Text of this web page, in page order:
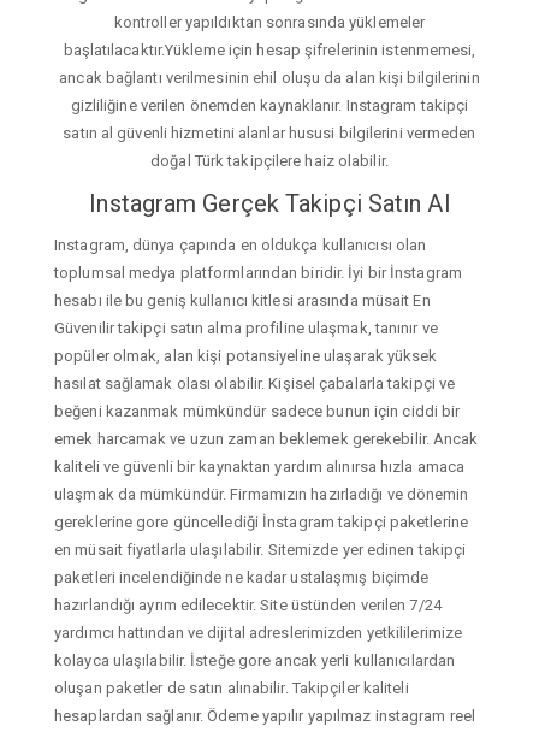
kontroller yapıldıktan sonrasında yüklemeler
başlatılacaktır.Yükleme için hesap şifrelerinin istenmemesi,
ancak bağlantı verilmesinin ehil oluşu da alan kişi bilgilerinin
gizliliğine verilen önemden kaynaklanır. Instagram takipçi
satın al güvenli hizmetini alanlar hususi bilgilerini vermeden
doğal Türk takipçilere haiz olabilir.
Instagram Gerçek Takipçi Satın Al
Instagram, dünya çapında en oldukça kullanıcısı olan
toplumsal medya platformlarından biridir. İyi bir İnstagram
hesabı ile bu geniş kullanıcı kitlesi arasında müsait En
Güvenilir takipçi satın alma profiline ulaşmak, tanınır ve
popüler olmak, alan kişi potansiyeline ulaşarak yüksek
hasılat sağlamak olası olabilir. Kişisel çabalarla takipçi ve
beğeni kazanmak mümkündür sadece bunun için ciddi bir
emek harcamak ve uzun zaman beklemek gerekebilir. Ancak
kaliteli ve güvenli bir kaynaktan yardım alınırsa hızla amaca
ulaşmak da mümkündür. Firmamızın hazırladığı ve dönemin
gereklerine gore güncellediği İnstagram takipçi paketlerine
en müsait fiyatlarla ulaşılabilir. Sitemizde yer edinen takipçi
paketleri incelendiğinde ne kadar ustalaşmış biçimde
hazırlandığı ayrım edilecektir. Site üstünden verilen 7/24
yardımcı hattından ve dijital adreslerimizden yetkililerimize
kolayca ulaşılabilir. İsteğe gore ancak yerli kullanıcılardan
oluşan paketler de satın alınabilir. Takipçiler kaliteli
hesaplardan sağlanır. Ödeme yapılır yapılmaz instagram reel